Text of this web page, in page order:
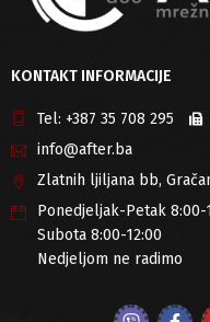
KONTAKT INFORMACIJE
Tel: +387 35 708 295
info@after.ba
Zlatnih ljiljana bb,
Ponedjeljak-Petak 8:00-
Subota 8:00-12:00
Nedjeljom ne radimo